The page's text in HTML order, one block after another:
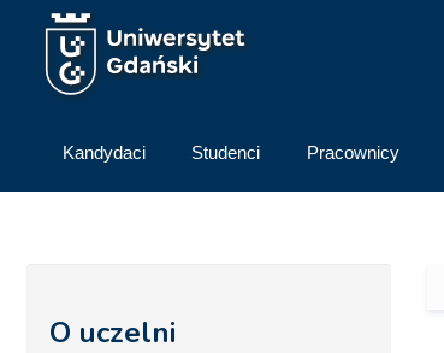
Przejdź do treści
Kandydaci Studenci Pracownicy
O uczelni